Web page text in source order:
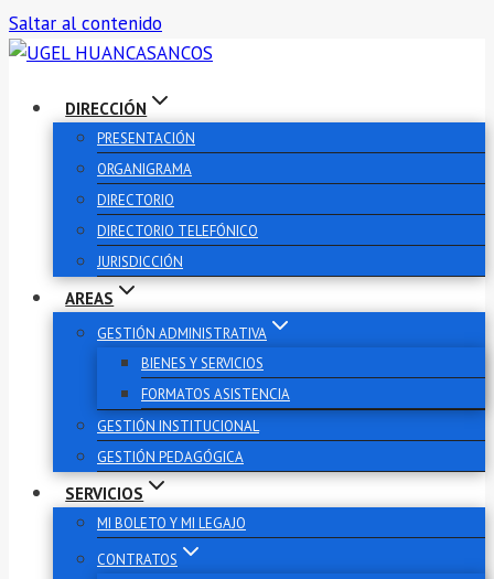
Saltar al contenido
DIRECCIÓN
PRESENTACIÓN
ORGANIGRAMA
DIRECTORIO
DIRECTORIO TELEFÓNICO
JURISDICCIÓN
AREAS
GESTIÓN ADMINISTRATIVA
BIENES Y SERVICIOS
FORMATOS ASISTENCIA
GESTIÓN INSTITUCIONAL
GESTIÓN PEDAGÓGICA
SERVICIOS
MI BOLETO Y MI LEGAJO
CONTRATOS